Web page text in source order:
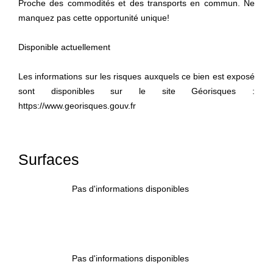
Proche des commodités et des transports en commun. Ne
manquez pas cette opportunité unique!
Disponible actuellement
Les informations sur les risques auxquels ce bien est exposé
sont disponibles sur le site Géorisques :
https://www.georisques.gouv.fr
Surfaces
Pas d'informations disponibles
Pas d'informations disponibles